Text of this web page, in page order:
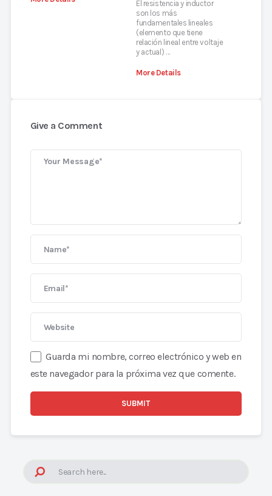
El resistencia y inductor
son los más
fundamentales lineales
(elemento que tiene
relación lineal entre voltaje
y actual) …
More Details
Give a Comment
Guarda mi nombre, correo electrónico y web en
este navegador para la próxima vez que comente.